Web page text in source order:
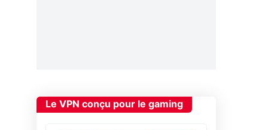
Le VPN conçu pour le gaming